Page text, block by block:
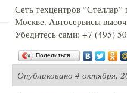
Сеть техцентров
Москве. Автосервисы
Убедитесь сами: +7 (495)
Поделиться…
Опубликовано 4 октября,